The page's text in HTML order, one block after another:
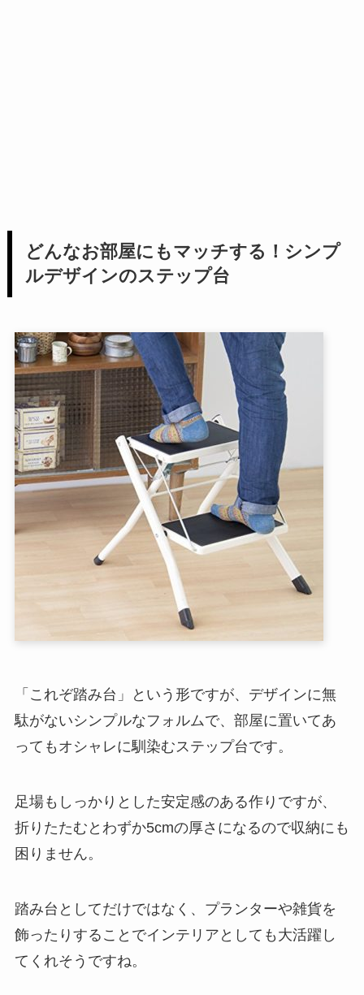
どんなお部屋にもマッチする！シンプ
ルデザインのステップ台
「これぞ踏み台」という形ですが、デザインに無
駄がないシンプルなフォルムで、部屋に置いてあ
ってもオシャレに馴染むステップ台です。
足場もしっかりとした安定感のある作りですが、
折りたたむとわずか5cmの厚さになるので収納にも
困りません。
踏み台としてだけではなく、プランターや雑貨を
飾ったりすることでインテリアとしても大活躍し
てくれそうですね。